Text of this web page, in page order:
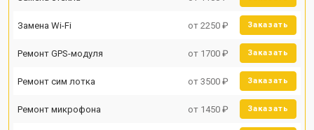
Замена Wi-Fi от 2250 ₽ Заказать
Ремонт GPS-модуля от 1700 ₽ Заказать
Ремонт сим лотка от 3500 ₽ Заказать
Ремонт микрофона от 1450 ₽ Заказать